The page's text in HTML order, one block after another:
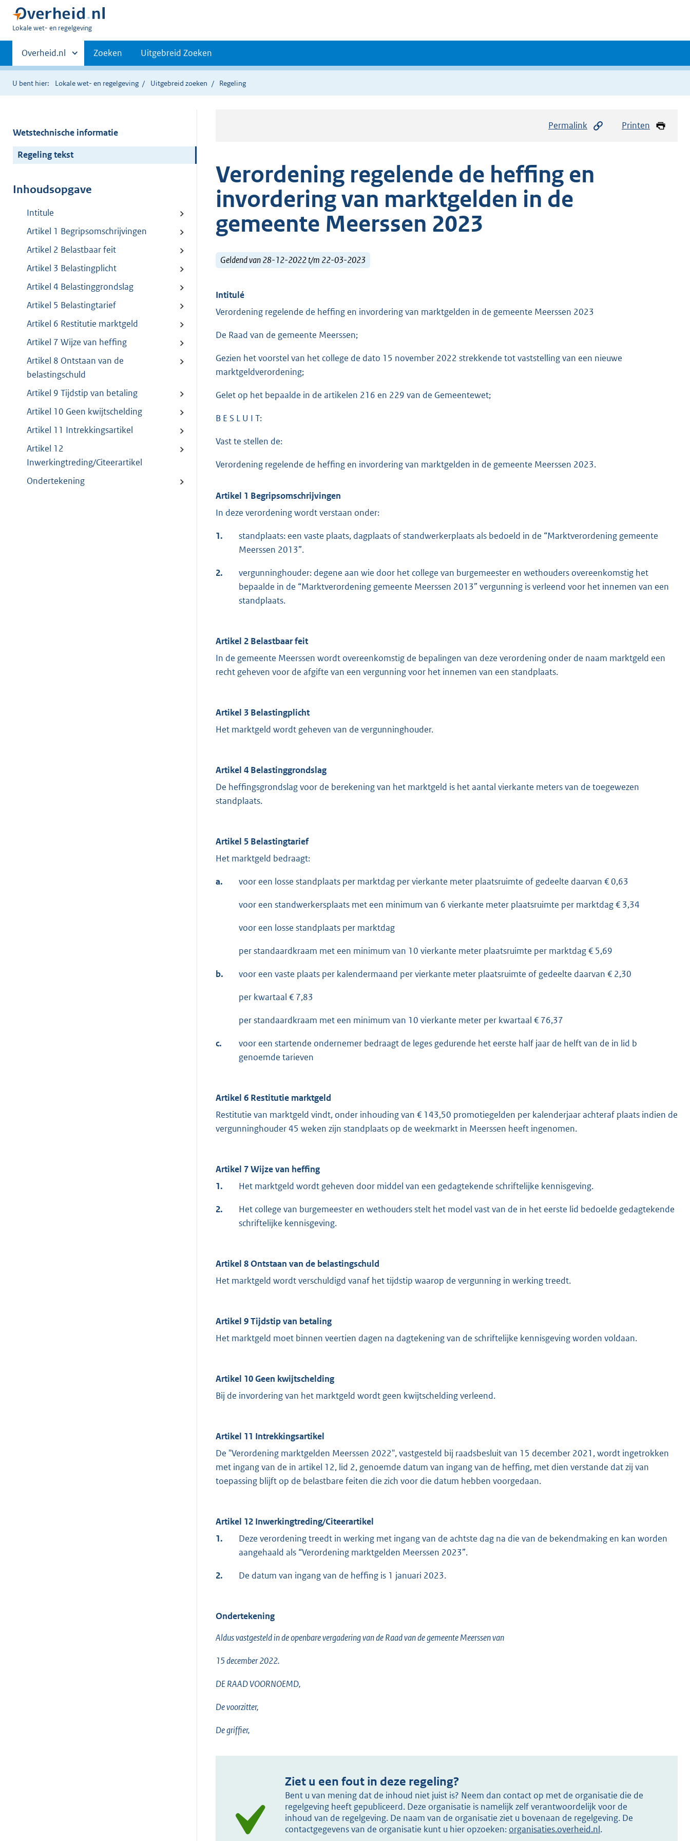
U
hier:
Lokale wet- en regelgeving
Primaire
navigatie
Andere
sites
binnen
Overheid.nl Zoeken Uitgebreid Zoeken
U bent hier: Lokale wet- en regelgeving Uitgebreid zoeken Regeling
Wetstechnische informatie
Regeling tekst
Inhoudsopgave
Intitule
Artikel 1 Begripsomschrijvingen
Artikel 2 Belastbaar feit
Artikel 3 Belastingplicht
Artikel 4 Belastinggrondslag
Artikel 5 Belastingtarief
Artikel 6 Restitutie marktgeld
Artikel 7 Wijze van heffing
Artikel 8 Ontstaan van de
belastingschuld
Artikel 9 Tijdstip van betaling
Artikel 10 Geen kwijtschelding
Artikel 11 Intrekkingsartikel
Artikel 12
Inwerkingtreding/Citeerartikel
Ondertekening
Permalink Printen
Verordening regelende de heffing en
invordering van marktgelden in de
gemeente Meerssen 2023
Geldend van 28-12-2022 t/m 22-03-2023
Intitulé
Verordening regelende de heffing en invordering van marktgelden in de gemeente Meerssen 2023
De Raad van de gemeente Meerssen;
Gezien het voorstel van het college de dato 15 november 2022 strekkende tot vaststelling van een nieuwe
marktgeldverordening;
Gelet op het bepaalde in de artikelen 216 en 229 van de Gemeentewet;
B E S L U I T:
Vast te stellen de:
Verordening regelende de heffing en invordering van marktgelden in de gemeente Meerssen 2023.
Artikel 1 Begripsomschrijvingen
In deze verordening wordt verstaan onder:
1.
standplaats: een vaste plaats, dagplaats of standwerkerplaats als bedoeld in de “Marktverordening gemeente
Meerssen 2013”.
2.
vergunninghouder: degene aan wie door het college van burgemeester en wethouders overeenkomstig het
bepaalde in de “Marktverordening gemeente Meerssen 2013” vergunning is verleend voor het innemen van een
standplaats.
Artikel 2 Belastbaar feit
In de gemeente Meerssen wordt overeenkomstig de bepalingen van deze verordening onder de naam marktgeld een
recht geheven voor de afgifte van een vergunning voor het innemen van een standplaats.
Artikel 3 Belastingplicht
Het marktgeld wordt geheven van de vergunninghouder.
Artikel 4 Belastinggrondslag
De heffingsgrondslag voor de berekening van het marktgeld is het aantal vierkante meters van de toegewezen
standplaats.
Artikel 5 Belastingtarief
Het marktgeld bedraagt:
a. voor een losse standplaats per marktdag per vierkante meter plaatsruimte of gedeelte daarvan € 0,63
voor een standwerkersplaats met een minimum van 6 vierkante meter plaatsruimte per marktdag € 3,34
voor een losse standplaats per marktdag
per standaardkraam met een minimum van 10 vierkante meter plaatsruimte per marktdag € 5,69
b. voor een vaste plaats per kalendermaand per vierkante meter plaatsruimte of gedeelte daarvan € 2,30
per kwartaal € 7,83
per standaardkraam met een minimum van 10 vierkante meter per kwartaal € 76,37
c.
voor een startende ondernemer bedraagt de leges gedurende het eerste half jaar de helft van de in lid b
genoemde tarieven
Artikel 6 Restitutie marktgeld
Restitutie van marktgeld vindt, onder inhouding van € 143,50 promotiegelden per kalenderjaar achteraf plaats indien de
vergunninghouder 45 weken zijn standplaats op de weekmarkt in Meerssen heeft ingenomen.
Artikel 7 Wijze van heffing
1.
Het marktgeld wordt geheven door middel van een gedagtekende schriftelijke kennisgeving.
2.
Het college van burgemeester en wethouders stelt het model vast van de in het eerste lid bedoelde gedagtekende
schriftelijke kennisgeving.
Artikel 8 Ontstaan van de belastingschuld
Het marktgeld wordt verschuldigd vanaf het tijdstip waarop de vergunning in werking treedt.
Artikel 9 Tijdstip van betaling
Het marktgeld moet binnen veertien dagen na dagtekening van de schriftelijke kennisgeving worden voldaan.
Artikel 10 Geen kwijtschelding
Bij de invordering van het marktgeld wordt geen kwijtschelding verleend.
Artikel 11 Intrekkingsartikel
De "Verordening marktgelden Meerssen 2022", vastgesteld bij raadsbesluit van 15 december 2021, wordt ingetrokken
met ingang van de in artikel 12, lid 2, genoemde datum van ingang van de heffing, met dien verstande dat zij van
toepassing blijft op de belastbare feiten die zich voor die datum hebben voorgedaan.
Artikel 12 Inwerkingtreding/Citeerartikel
1.
Deze verordening treedt in werking met ingang van de achtste dag na die van de bekendmaking en kan worden
aangehaald als “Verordening marktgelden Meerssen 2023”.
2. De datum van ingang van de heffing is 1 januari 2023.
Ondertekening
Aldus vastgesteld in de openbare vergadering van de Raad van de gemeente Meerssen van
15 december 2022.
DE RAAD VOORNOEMD,
De voorzitter,
De griffier,
Ziet u een fout in deze regeling?
Bent u van mening dat de inhoud niet juist is? Neem dan contact op met de organisatie die de
regelgeving heeft gepubliceerd. Deze organisatie is namelijk zelf verantwoordelijk voor de
inhoud van de regelgeving. De naam van de organisatie ziet u bovenaan de regelgeving. De
contactgegevens van de organisatie kunt u hier opzoeken: organisaties.overheid.nl.